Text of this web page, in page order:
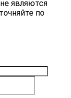
являются
по